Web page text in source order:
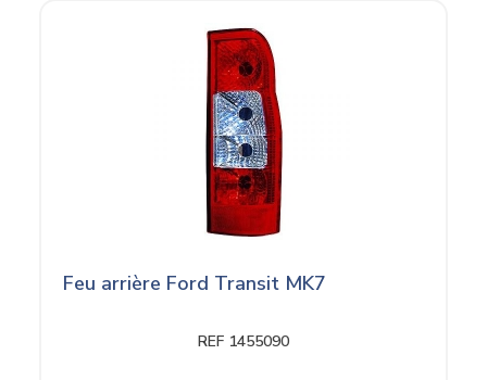
Feu arrière Ford Transit MK7
REF 1455090